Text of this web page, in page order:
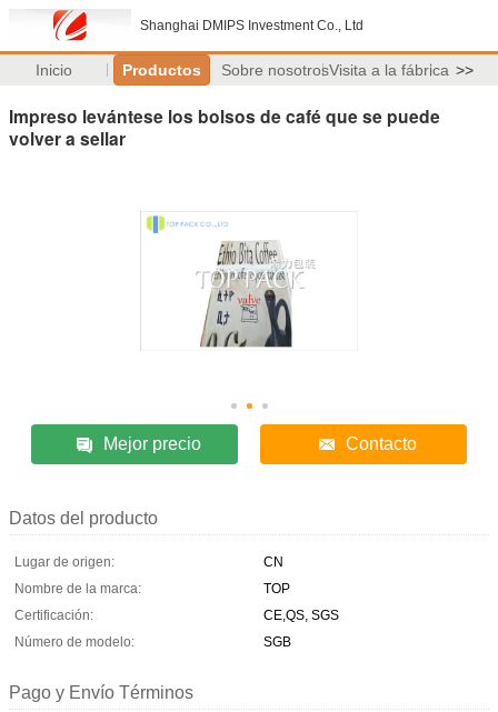
Shanghai DMIPS Investment Co., Ltd
Inicio Productos Sobre nosotrosVisita a la fábrica >>
Impreso levántese los bolsos de café que se puede
volver a sellar
Mejor precio Contacto
Datos del producto
Lugar de origen:
CN
Nombre de la marca:
TOP
Certificación:
CE,QS, SGS
Número de modelo:
SGB
Pago y Envío Términos